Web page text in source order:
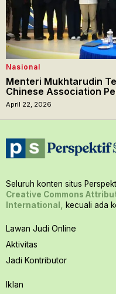
Nasional
Menteri Mukhtarudin
Chinese Association
April 22, 2026
Seluruh konten situs
Creative Commons
International,
kecuali ada
Lawan Judi Online
Aktivitas
Jadi Kontributor
Iklan